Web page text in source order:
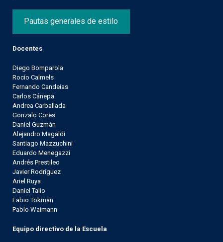
Pautas generales de estilo
Docentes
Diego Bomparola
Rocío Calmels
Fernando Candeias
Carlos Cánepa
Andrea Carballada
Gonzalo Cores
Daniel Guzmán
Alejandro Magaldi
Santiago Mazzuchini
Eduardo Menegazzi
Andrés Prestileo
Javier Rodríguez
Ariel Ruya
Daniel Talio
Fabio Tokman
Pablo Waimann
Equipo directivo de la Escuela